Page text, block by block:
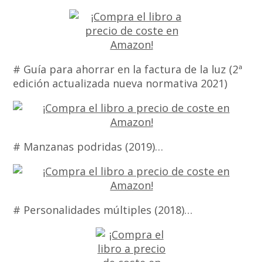
# Guía para ahorrar en la factura de la luz (2ª
edición actualizada nueva normativa 2021)
# Manzanas podridas (2019)…
# Personalidades múltiples (2018)…